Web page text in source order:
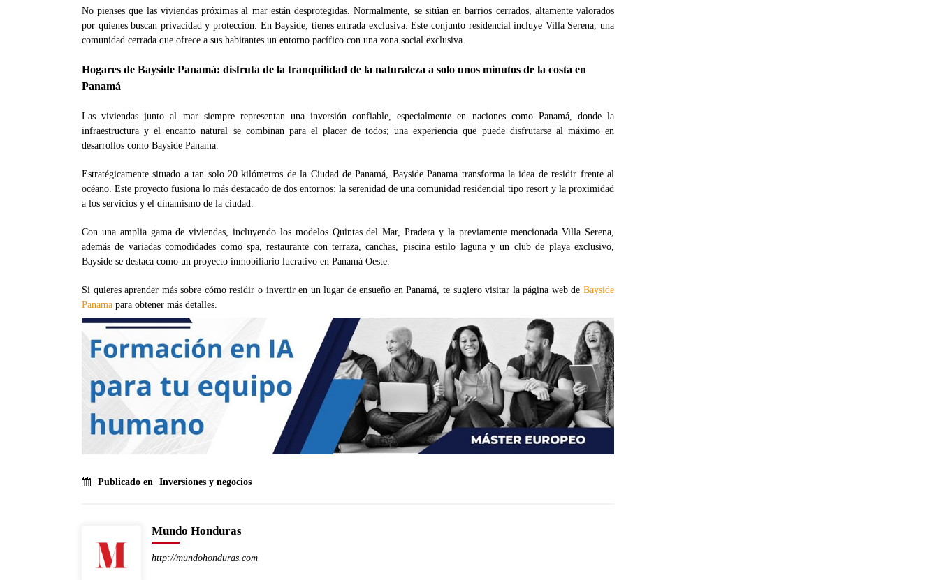
No pienses que las viviendas próximas al mar están desprotegidas. Normalmente, se sitúan en barrios cerrados, altamente valorados
por quienes buscan privacidad y protección. En Bayside, tienes entrada exclusiva. Este conjunto residencial incluye Villa Serena, una
comunidad cerrada que ofrece a sus habitantes un entorno pacífico con una zona social exclusiva.
Hogares de Bayside Panamá: disfruta de la tranquilidad de la naturaleza a solo unos minutos de la costa en
Panamá
Las viviendas junto al mar siempre representan una inversión confiable, especialmente en naciones como Panamá, donde la
infraestructura y el encanto natural se combinan para el placer de todos; una experiencia que puede disfrutarse al máximo en
desarrollos como Bayside Panama.
Estratégicamente situado a tan solo 20 kilómetros de la Ciudad de Panamá, Bayside Panama transforma la idea de residir frente al
océano. Este proyecto fusiona lo más destacado de dos entornos: la serenidad de una comunidad residencial tipo resort y la proximidad
a los servicios y el dinamismo de la ciudad.
Con una amplia gama de viviendas, incluyendo los modelos Quintas del Mar, Pradera y la previamente mencionada Villa Serena,
además de variadas comodidades como spa, restaurante con terraza, canchas, piscina estilo laguna y un club de playa exclusivo,
Bayside se destaca como un proyecto inmobiliario lucrativo en Panamá Oeste.
Si quieres aprender más sobre cómo residir o invertir en un lugar de ensueño en Panamá, te sugiero visitar la página web de Bayside
Panama para obtener más detalles.
Publicado en Inversiones y negocios
Mundo Honduras
http://mundohonduras.com